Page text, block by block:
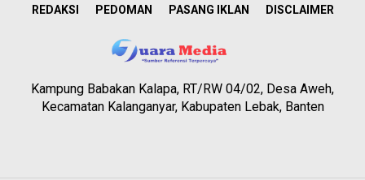
REDAKSI PEDOMAN PASANG IKLAN DISCLAIMER
Kampung Babakan Kalapa, RT/RW 04/02, Desa Aweh,
Kecamatan Kalanganyar, Kabupaten Lebak, Banten